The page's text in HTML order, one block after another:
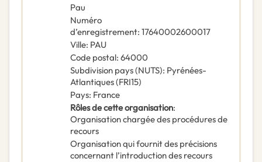
Pau
Numéro
d’enregistrement: 17640002600017
Ville: PAU
Code postal: 64000
Subdivision pays (NUTS): Pyrénées-
Atlantiques(FRI15)
Pays: France
Rôles de cette organisation:
Organisation chargée des procédures de
recours
Organisation qui fournit des précisions
concernant l’introduction des recours